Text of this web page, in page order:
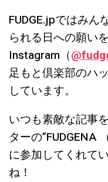
FUDGE.jpではみん
られる日への願い
Instagram（@
足もと倶楽部のハ
しています。
いつも素敵な記事
ターの”FUDGENA
に参加してくれて
ね！